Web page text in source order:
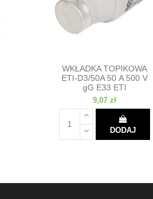
WKŁADKA TOPIKOWA
ETI-D3/50A 50 A 500 V
gG E33 ETI
9,07 zł
DODAJ